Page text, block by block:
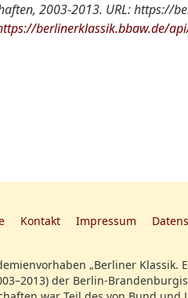
Z: [Konzert mit
2003-2013. URL:
berlinerklassik.bbaw.de/
Kontakt Impressum
„Berliner Klassik.
der Berlin-